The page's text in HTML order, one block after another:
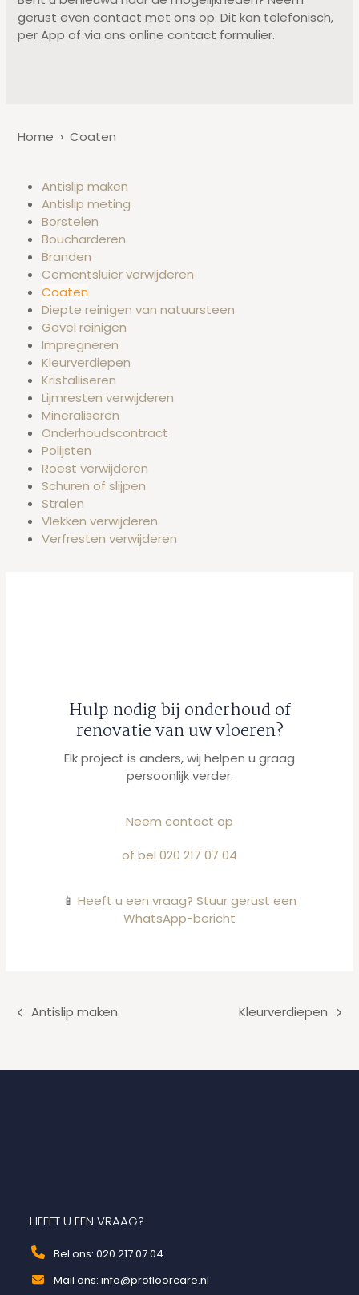
gerust even contact met ons op. Dit kan telefonisch,
per App of via ons online contact formulier.
Home ›Coaten
Antislip maken
Antislip meting
Borstelen
Boucharderen
Branden
Cementsluier verwijderen
Coaten
Diepte reinigen van natuursteen
Gevel reinigen
Impregneren
Kleurverdiepen
Kristalliseren
Lijmresten verwijderen
Mineraliseren
Onderhoudscontract
Polijsten
Roest verwijderen
Schuren of slijpen
Stralen
Vlekken verwijderen
Verfresten verwijderen
Hulp nodig bij onderhoud of
renovatie van uw vloeren?
Elk project is anders, wij helpen u graag
persoonlijk verder.
Neem contact op
of bel 020 217 07 04
📱 Heeft u een vraag? Stuur gerust een
WhatsApp-bericht
previous
Antislip maken
next
Kleurverdiepen
HEEFT U EEN VRAAG?
Bel ons: 020 217 07 04
Mail ons: info@profloorcare.nl